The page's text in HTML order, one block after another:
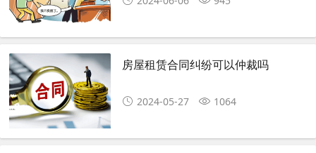
房屋租赁合同纠纷可以仲裁吗
2024-05-27 1064